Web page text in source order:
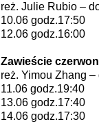
reż. Julie Rubio –
10.06 godz.17:50
12.06 godz.16:00
Zawieście
reż. Yimou Zhang –
11.06 godz.19:40
13.06 godz.17:40
14.06 godz.17:30